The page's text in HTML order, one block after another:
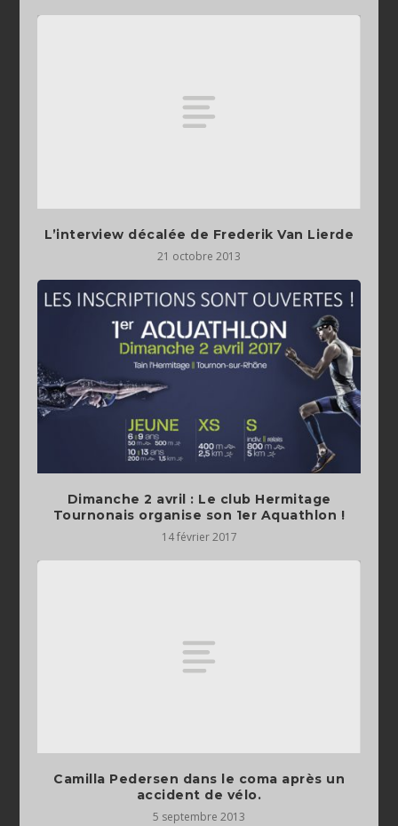
L’interview décalée de Frederik Van Lierde
21 octobre 2013
Dimanche 2 avril : Le club Hermitage
Tournonais organise son 1er Aquathlon !
14 février 2017
Camilla Pedersen dans le coma après un
accident de vélo.
5 septembre 2013